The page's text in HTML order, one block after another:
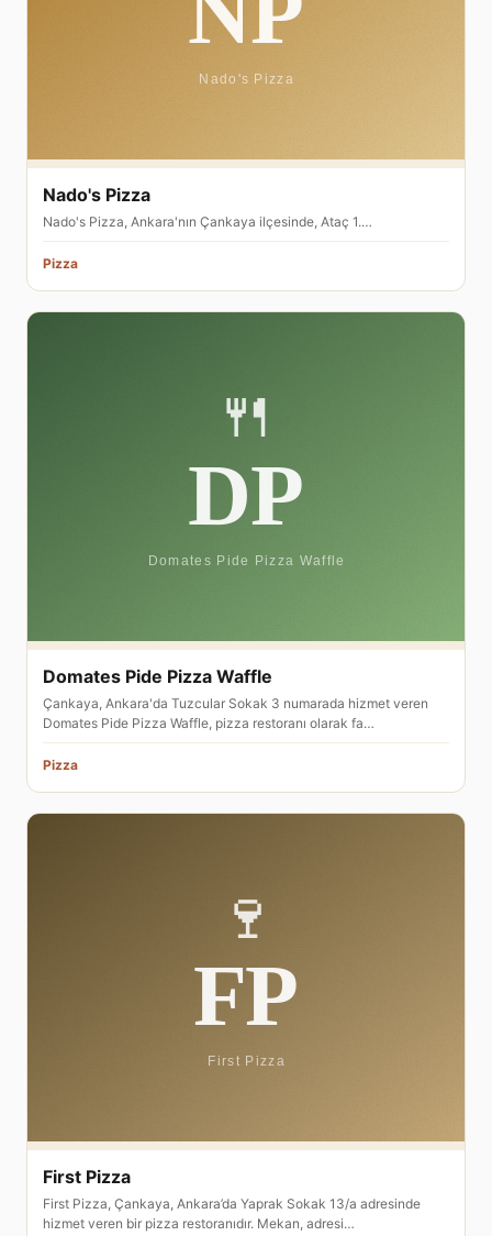
Nado's Pizza
Nado's Pizza, Ankara'nın Çankaya ilçesinde, Ataç 1.…
Pizza
Domates Pide Pizza Waffle
Çankaya, Ankara'da Tuzcular Sokak 3 numarada hizmet veren
Domates Pide Pizza Waffle, pizza restoranı olarak fa…
Pizza
First Pizza
First Pizza, Çankaya, Ankara’da Yaprak Sokak 13/a adresinde
hizmet veren bir pizza restoranıdır. Mekan, adresi…